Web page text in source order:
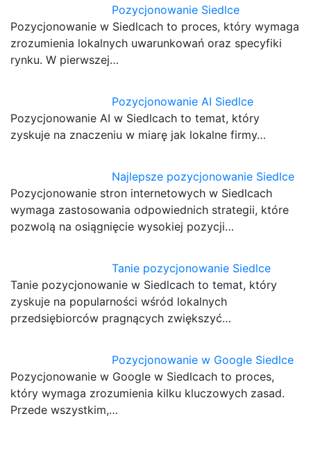
Pozycjonowanie Siedlce
Pozycjonowanie w Siedlcach to proces, który wymaga
zrozumienia lokalnych uwarunkowań oraz specyfiki
rynku. W pierwszej…
Pozycjonowanie AI Siedlce
Pozycjonowanie AI w Siedlcach to temat, który
zyskuje na znaczeniu w miarę jak lokalne firmy…
Najlepsze pozycjonowanie Siedlce
Pozycjonowanie stron internetowych w Siedlcach
wymaga zastosowania odpowiednich strategii, które
pozwolą na osiągnięcie wysokiej pozycji…
Tanie pozycjonowanie Siedlce
Tanie pozycjonowanie w Siedlcach to temat, który
zyskuje na popularności wśród lokalnych
przedsiębiorców pragnących zwiększyć…
Pozycjonowanie w Google Siedlce
Pozycjonowanie w Google w Siedlcach to proces,
który wymaga zrozumienia kilku kluczowych zasad.
Przede wszystkim,…